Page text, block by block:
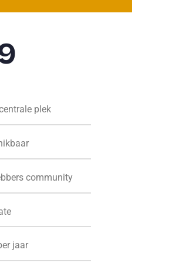
plek
community
jaar